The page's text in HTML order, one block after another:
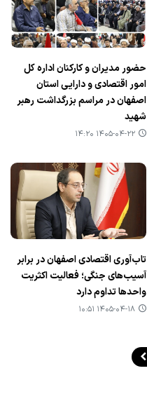
حضور مدیران و کارکنان اداره کل
امور اقتصادی و دارایی استان
اصفهان در مراسم بزرگداشت رهبر
شهید
۱۴۰۵-۰۴-۲۲ ۱۴:۲۰
تاب‌آوری اقتصادی اصفهان در برابر
آسیب‌های جنگی؛ فعالیت اکثریت
واحدها تداوم دارد
۱۴۰۵-۰۴-۱۸ ۱۰:۵۱